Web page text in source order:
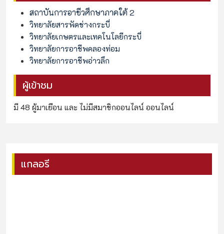
สถาบันการอาชีวศึกษาภาคใต้ 2
วิทยาลัยสารพัดช่างกระบี่
วิทยาลัยเกษตรและเทคโนโลยีกระบี่
วิทยาลัยการอาชีพคลองท่อม
วิทยาลัยการอาชีพอ่าวลึก
ผู้เข้าชม
มี 48 ผู้มาเยือน และ ไม่มีสมาชิกออนไลน์ ออนไลน์
แกลอรี